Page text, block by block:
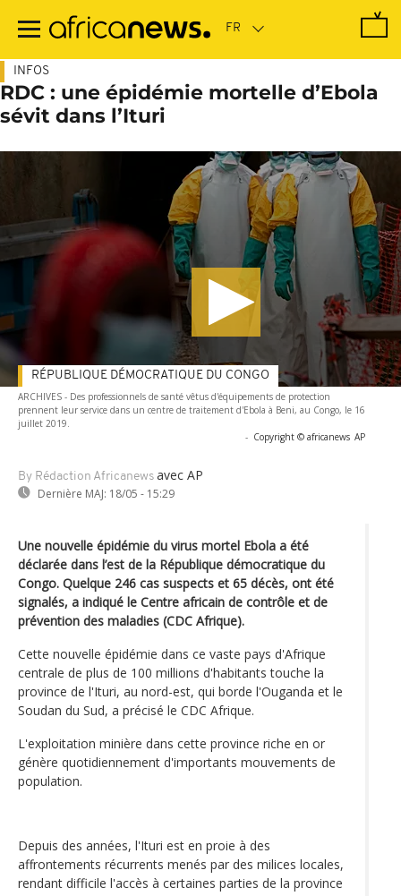
contenu
INFOS
RDC : une épidémie mortelle d’Ebola
sévit dans l’Ituri
ARCHIVES - Des professionnels de santé vêtus d'équipements de protection
prennent leur service dans un centre de traitement d'Ebola à Beni, au Congo, le 16
juillet 2019.
- Copyright © africanews AP
By Rédaction Africanews avec AP
Dernière MAJ: 18/05 - 15:29
RÉPUBLIQUE DÉMOCRATIQUE DU CONGO
Une nouvelle épidémie du virus mortel Ebola a été
déclarée dans l’est de la République démocratique du
Congo. Quelque 246 cas suspects et 65 décès, ont été
signalés, a indiqué le Centre africain de contrôle et de
prévention des maladies (CDC Afrique).
Cette nouvelle épidémie dans ce vaste pays d'Afrique
centrale de plus de 100 millions d'habitants touche la
province de l'Ituri, au nord-est, qui borde l'Ouganda et le
Soudan du Sud, a précisé le CDC Afrique.
L'exploitation minière dans cette province riche en or
génère quotidiennement d'importants mouvements de
population.
Depuis des années, l'Ituri est en proie à des
affrontements récurrents menés par des milices locales,
rendant difficile l'accès à certaines parties de la province